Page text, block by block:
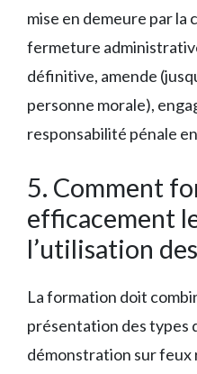
mise en demeure par la
fermeture
définitive, amende
personne morale),
responsabilité pénale
5. Comment
efficacement
l’utilisation
La formation doit
présentation des types
démonstration sur feux